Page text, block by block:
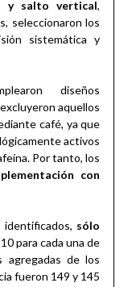
y salto vertical,
seleccionaron los
sistemática y
diseños
aquellos
café, ya que
activos
Por tanto, los
con
sólo
para cada una de
agregadas de los
fueron 149 y 145